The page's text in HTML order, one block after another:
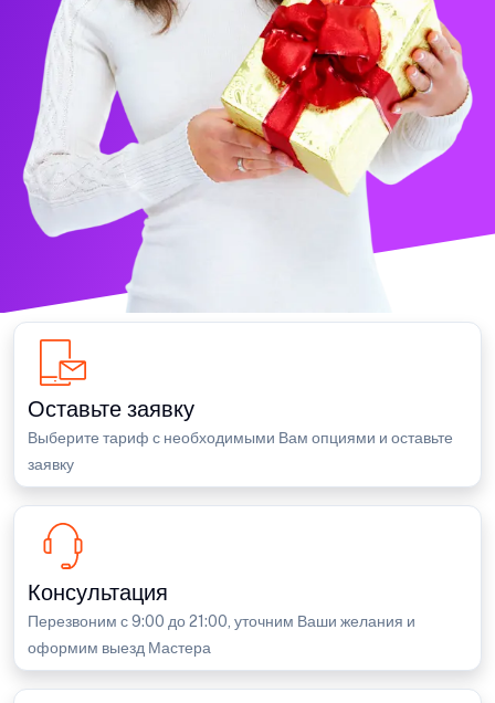
Оставьте заявку
Выберите тариф с необходимыми Вам опциями и оставьте
заявку
Консультация
Перезвоним с 9:00 до 21:00, уточним Ваши желания и
оформим выезд Мастера